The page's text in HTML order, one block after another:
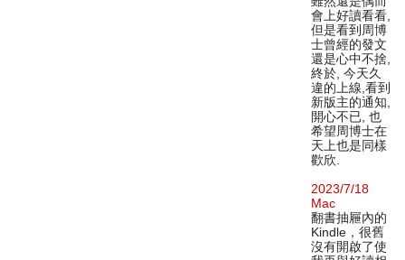
會上好讀看看,
但是看到周博
士曾經的發文
還是心中不捨,
終於, 今天久
違的上線,看到
新版主的通知,
開心不已, 也
希望周博士在
天上也是同樣
歡欣.
2023/7/18
Mac
翻書抽屜內的
Kindle，很舊
沒有開啟了使